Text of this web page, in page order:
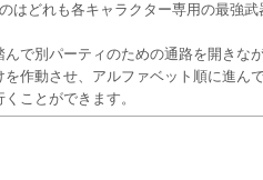
はどれも各キャラクター専用の最強武
で別パーティのための通路を開きな
作動させ、アルファベット順に進ん
ことができます。